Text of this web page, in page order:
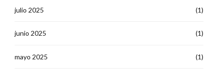
julio 2025 (1)
junio 2025 (1)
mayo 2025 (1)